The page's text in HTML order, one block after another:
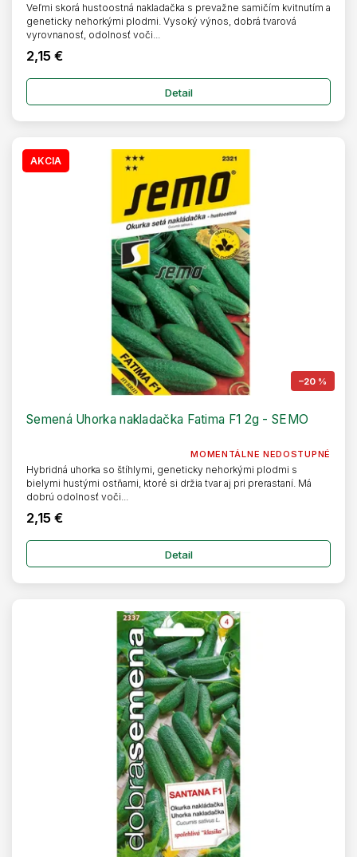
2,15 €
Detail
Veľmi skorá hustoostná nakladačka s prevažne samičím kvitnutím a
geneticky nehorkými plodmi. Vysoký výnos, dobrá tvarová
vyrovnanosť, odolnosť voči...
AKCIA
–20 %
Semená Uhorka nakladačka Fatima F1 2g - SEMO
MOMENTÁLNE NEDOSTUPNÉ
2,15 €
Detail
Hybridná uhorka so štíhlymi, geneticky nehorkými plodmi s
bielymi hustými ostňami, ktoré si držia tvar aj pri prerastaní. Má
dobrú odolnosť voči...